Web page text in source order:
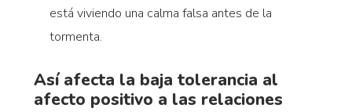
está viviendo una calma falsa antes de la
tormenta.
Así afecta la baja tolerancia al
afecto positivo a las relaciones